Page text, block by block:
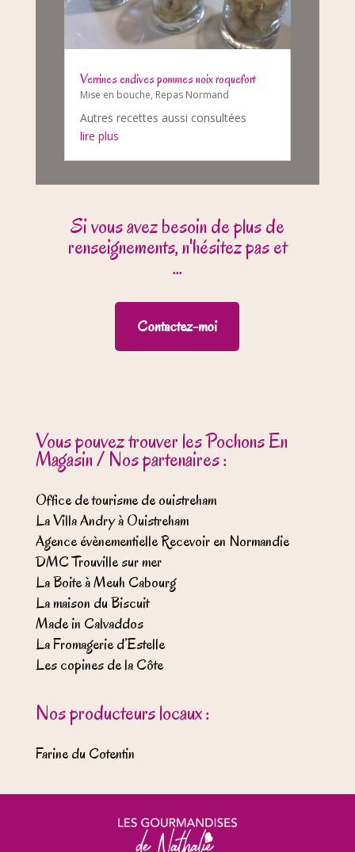
Verrines endives pommes noix roquefort
Mise en bouche, Repas Normand
Autres recettes aussi consultées
lire plus
Si vous avez besoin de plus de
renseignements, n'hésitez pas et
...
Contactez-moi
Vous pouvez trouver les Pochons En
Magasin / Nos partenaires :
Office de tourisme de ouistreham
La Villa Andry à Ouistreham
Agence évènementielle Recevoir en Normandie
DMC Trouville sur mer
La Boite à Meuh Cabourg
La maison du Biscuit
Made in Calvaddos
La Fromagerie d’Estelle
Les copines de la Côte
Nos producteurs locaux :
Farine du Cotentin